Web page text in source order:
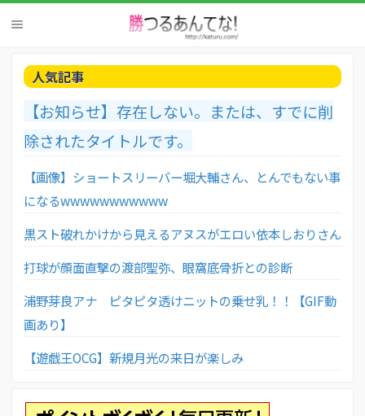
人気記事
【お知らせ】存在しない。または、すでに削
除されたタイトルです。
【画像】ショートスリーバー堀大輔さん、とんでもない事
になるwwwwwwwwwww
黒スト破れかけから見えるアヌスがエロい依本しおりさん
打球が顔面直撃の渡部聖弥、眼窩底骨折との診断
浦野芽良アナ ピタピタ透けニットの乗せ乳！！【GIF動
画あり】
【遊戯王OCG】新規月光の来日が楽しみ